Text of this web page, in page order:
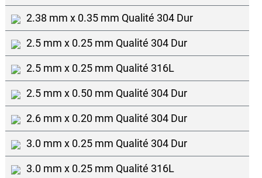
2.38 mm x 0.35 mm Qualité 304 Dur
2.5 mm x 0.25 mm Qualité 304 Dur
2.5 mm x 0.25 mm Qualité 316L
2.5 mm x 0.50 mm Qualité 304 Dur
2.6 mm x 0.20 mm Qualité 304 Dur
3.0 mm x 0.25 mm Qualité 304 Dur
3.0 mm x 0.25 mm Qualité 316L